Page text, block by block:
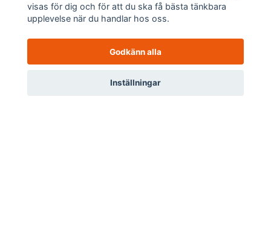
Om oss
visas för dig och för att du ska få bästa tänkbara
upplevelse när du handlar hos oss.
Godkänn alla
Inställningar